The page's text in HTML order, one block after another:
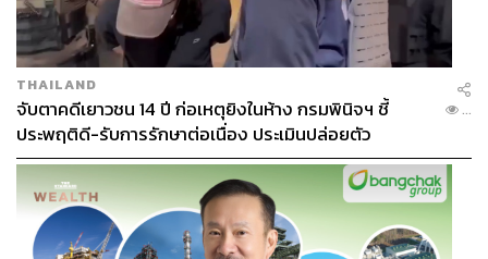
THAILAND
จับตาคดีเยาวชน 14 ปี ก่อเหตุยิงในห้าง กรมพินิจฯ ชี้
ประพฤติดี-รับการรักษาต่อเนื่อง ประเมินปล่อยตัว
...